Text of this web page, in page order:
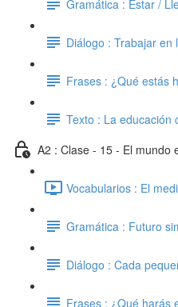
Gramática : Estar /
Diálogo : Trabajar en
Frases : ¿Qué estás
Texto : La educación
A2 : Clase - 15 - El mundo
Vocabularios : El
Gramática : Futuro
Diálogo : Cada
Frases : ¿Qué harás